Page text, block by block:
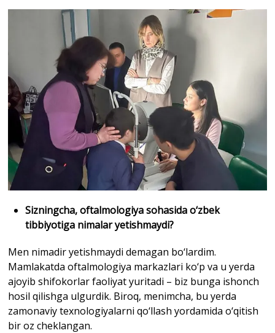
Sizningcha, oftalmologiya sohasida o‘zbek
tibbiyotiga nimalar yetishmaydi?
Men nimadir yetishmaydi demagan bo‘lardim.
Mamlakatda oftalmologiya markazlari ko‘p va u yerda
ajoyib shifokorlar faoliyat yuritadi – biz bunga ishonch
hosil qilishga ulgurdik. Biroq, menimcha, bu yerda
zamonaviy texnologiyalarni qo‘llash yordamida o‘qitish
bir oz cheklangan.